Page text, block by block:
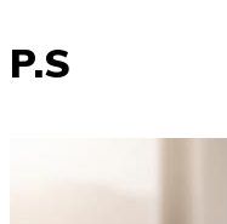
P.S